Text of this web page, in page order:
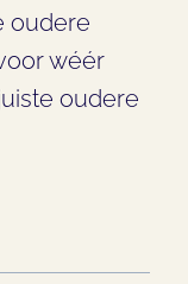
oudere
wéér
oudere